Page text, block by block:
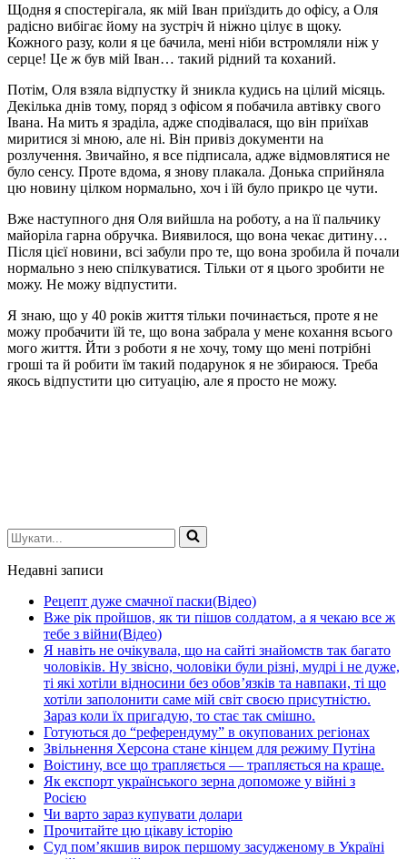
Щодня я спостерігала, як мій Іван приїздить до офісу, а Оля
радісно вибігає йому на зустріч й ніжно цілує в щоку.
Кожного разу, коли я це бачила, мені ніби встромляли ніж у
серце! Це ж був мій Іван… такий рідний та коханий.
Потім, Оля взяла відпустку й зникла кудись на цілий місяць.
Декілька днів тому, поряд з офісом я побачила автівку свого
Івана. На мить я зраділа, адже сподівалася, що він приїхав
миритися зі мною, але ні. Він привіз документи на
розлучення. Звичайно, я все підписала, адже відмовлятися не
було сенсу. Проте вдома, я знову плакала. Донька сприйняла
цю новину цілком нормально, хоч і їй було прикро це чути.
Вже наступного дня Оля вийшла на роботу, а на її пальчику
майоріла гарна обручка. Виявилося, що вона чекає дитину…
Після цієї новини, всі забули про те, що вона зробила й почали
нормально з нею спілкуватися. Тільки от я цього зробити не
можу. Не можу відпустити.
Я знаю, що у 40 років життя тільки починається, проте я не
можу пробачити їй те, що вона забрала у мене кохання всього
мого життя. Йти з роботи я не хочу, тому що мені потрібні
гроші та й робити їм такий подарунок я не збираюся. Треба
якось відпустити цю ситуацію, але я просто не можу.
Шукати...
Недавні записи
Рецепт дуже смачної паски(Відео)
Вже рік пройшов, як ти пішов солдатом, а я чекаю все ж
тебе з війни(Відео)
Я навіть не очікувала, що на сайті знайомств так багато
чоловіків. Ну звісно, чоловіки були різні, мудрі і не дуже,
ті які хотіли відносини без обов’язків та навпаки, ті що
хотіли заполонити саме мій світ своєю присутністю.
Зараз коли їх пригадую, то стає так смішно.
Готуються до “референдуму” в окупованих регіонах
Звільнення Херсона стане кінцем для режиму Путіна
Воістину, все що трапляється — трапляється на краще.
Як експорт українського зерна допоможе у війні з
Росією
Чи варто зараз купувати долари
Прочитайте цю цікаву історію
Суд пом’якшив вирок першому засудженому в Україні